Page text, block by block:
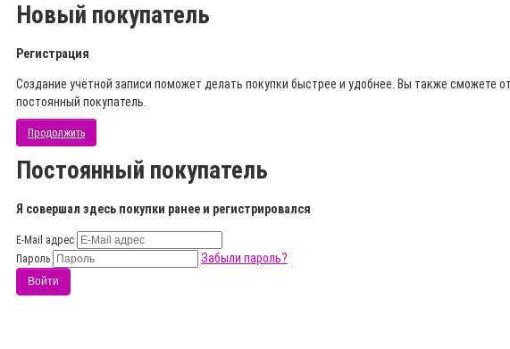
Новый покупатель
Регистрация
Создание учётной записи поможет делать покупки быстрее и удобнее. Вы также сможете
постоянный покупатель.
Продолжить
Постоянный покупатель
Я совершал здесь покупки ранее и регистрировался
E-Mail адрес
Пароль
Забыли пароль?